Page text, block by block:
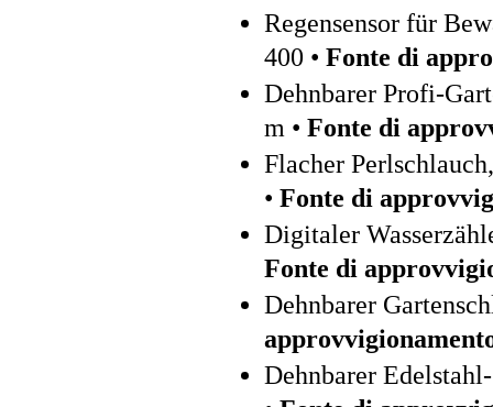
Regensensor für
400 • Fonte di
Dehnbarer Profi-
m • Fonte di
Flacher
• Fonte di
Digitaler
Fonte di
Dehnbarer
Dehnbarer